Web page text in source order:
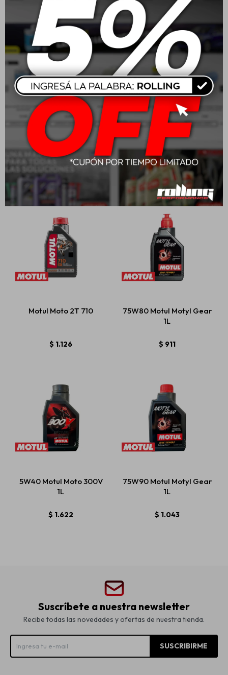
20W50 Motul Moto 4T
3000 1L
$595
Motul Garden Hi-Tech 2T
1L
$ 1.303
Motul Moto 2T 710
$ 1.126
75W80 Motul Motyl Gear
1L
$ 911
5W40 Motul Moto 300V
1L
$ 1.622
75W90 Motul Motyl Gear
1L
$ 1.043
Suscríbete a nuestra newsletter
Recibe todas las novedades y ofertas de nuestra tienda.
SUSCRIBIRME